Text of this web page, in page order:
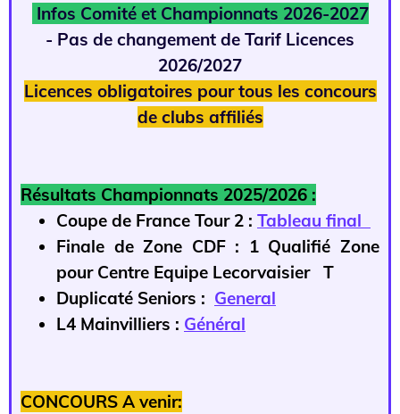
Infos Comité et Championnats 2026-2027
- Pas de changement de Tarif Licences
2026/2027
Licences obligatoires pour tous les concours
de clubs affiliés
Résultats Championnats 2025/2026 :
Coupe de France Tour 2 : Tableau final
Finale de Zone CDF : 1 Qualifié Zone
pour Centre Equipe Lecorvaisier T
Duplicaté Seniors : General
L4 Mainvilliers : Général
CONCOURS A venir: